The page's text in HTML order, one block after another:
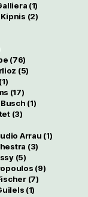
(1)
(2)
(76)
(5)
(1)
(17)
Busch (1)
(3)
Arrau (1)
(3)
(5)
(9)
(7)
(1)